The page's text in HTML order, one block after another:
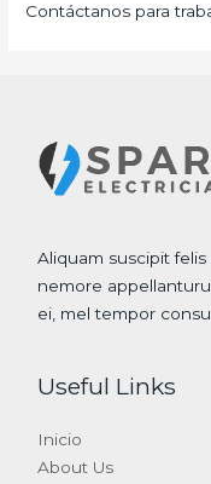
Contáctanos para
Aliquam suscipit
nemore
ei, mel tempor
Useful Links
Inicio
About Us